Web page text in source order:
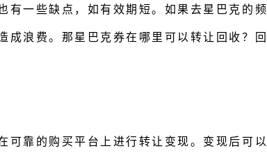
有一些缺点，如有效期短。如果去星巴克的频
成浪费。那星巴克券在哪里可以转让回收？回
可靠的购买平台上进行转让变现。变现后可以